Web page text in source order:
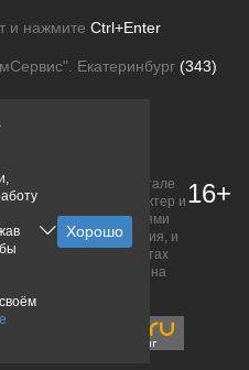
и нажмите Ctrl+Enter
Екатеринбург (343)
размещенная на портале
характер и
положениями
и полного описания, и
уточняйте на сайтах
право на
16+